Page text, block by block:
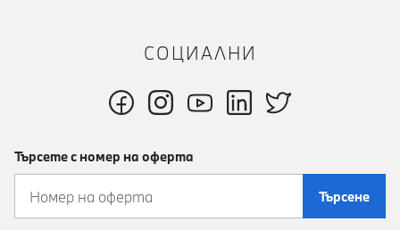
СОЦИАЛНИ
Търсете с номер на оферта
Търсене